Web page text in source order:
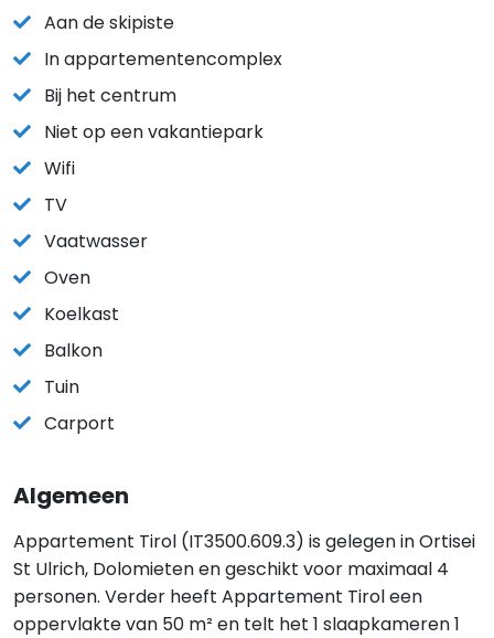
Aan de skipiste
In appartementencomplex
Bij het centrum
Niet op een vakantiepark
Wifi
TV
Vaatwasser
Oven
Koelkast
Balkon
Tuin
Carport
Algemeen
Appartement Tirol (IT3500.609.3) is gelegen in Ortisei
St Ulrich, Dolomieten en geschikt voor maximaal 4
personen. Verder heeft Appartement Tirol een
oppervlakte van 50 m² en telt het 1 slaapkameren 1